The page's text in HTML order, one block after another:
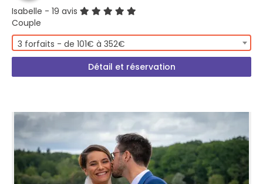
Isabelle - 19 avis
Couple
3 forfaits - de 101€ à 352€
Détail et réservation